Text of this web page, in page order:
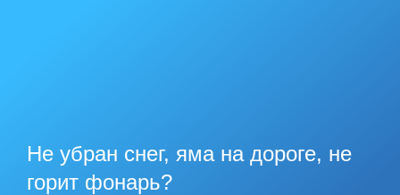
Не убран снег, яма на дороге, не
горит фонарь?